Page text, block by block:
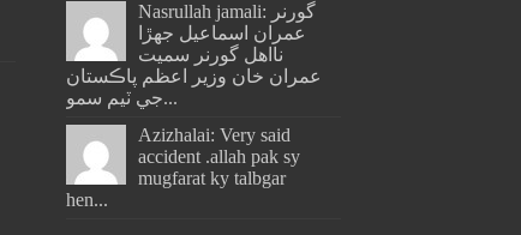
Nasrullah jamali: گورنر
عمران اسماعيل جھڙا
نااهل گورنر سميت
عمران خان وزير اعظم پاڪستان
جي ٽيم سمو...
Azizhalai: Very said
accident .allah pak sy
mugfarat ky talbgar
hen...